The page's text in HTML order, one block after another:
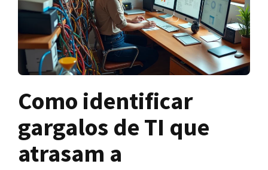
Como identificar
gargalos de TI que
atrasam a